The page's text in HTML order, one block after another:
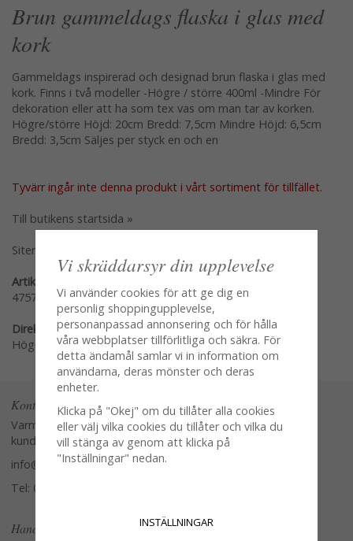
Brun gammeldags flaska i glas med
kork
Gammeldags inspirerad och designad brun flaska i glas med
kork. Finns i två modeller -Högre / större 400ml -Mindre För
dekoration eller att ha som tex vas om man tar av korken.
Högre/större Höjd: 20cm Bredd: 7,5cm Mindre Höjd: 6,5cm
Bredd: 3,5cm Säljes per styck en och en
Tyvärr ingår inte denna produkt i vårt sortiment för tillfället.
Till butikens startsida »
Sitemap »
Artikelnummer:
47570
Direktlänk:
Högerklicka och kopiera adressen
Kontakta oss
Varmt välkommen att kontakta vår
kundtjänst.
info@glasverandan.se
Tel: 079-3495968
Handla
Vi skräddarsyr din upplevelse
Vi använder cookies för att ge dig en
personlig shoppingupplevelse,
personanpassad annonsering och för hålla
våra webbplatser tillförlitliga och säkra. För
detta ändamål samlar vi in information om
användarna, deras mönster och deras
enheter.
Klicka på "Okej" om du tillåter alla cookies
eller välj vilka cookies du tillåter och vilka du
vill stänga av genom att klicka på
"Inställningar" nedan.
INSTÄLLNINGAR